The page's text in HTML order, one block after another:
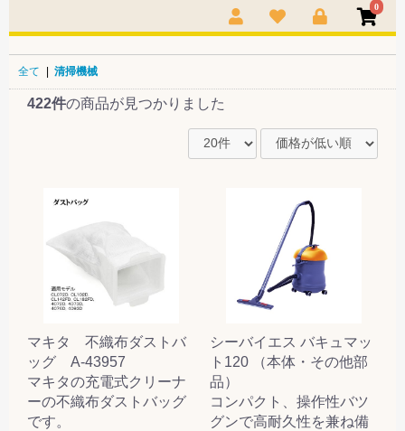
0
全て | 清掃機械
422件の商品が見つかりました
マキタ 不織布ダストバ
ッグ A-43957
マキタの充電式クリーナ
ーの不織布ダストバッグ
です。
シーバイエス バキュマッ
ト120 （本体・その他部
品）
コンパクト、操作性バツ
グンで高耐久性を兼ね備